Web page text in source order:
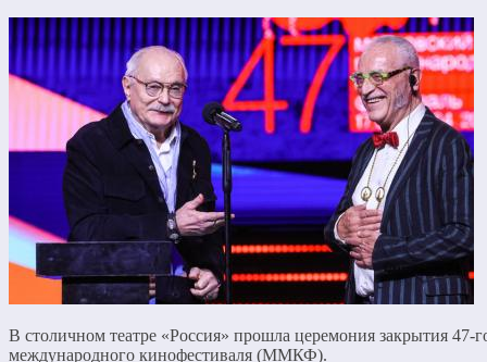
В столичном театре «Россия» прошла церемония закрытия 47-
международного кинофестиваля (ММКФ).